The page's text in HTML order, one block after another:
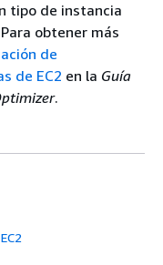
tipo de instancia
obtener más
de
de EC2 en la Guía
.